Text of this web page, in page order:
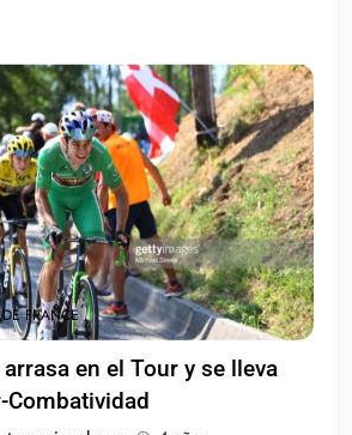
FRANCE
en el Tour y se lleva
Combatividad